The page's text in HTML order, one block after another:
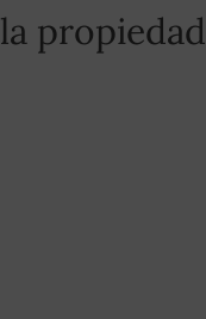
propiedad